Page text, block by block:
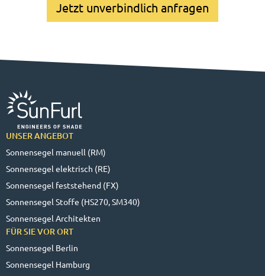
Jetzt unverbindlich anfragen
UNSER ANGEBOT
Sonnensegel manuell (RM)
Sonnensegel elektrisch (RE)
Sonnensegel feststehend (FX)
Sonnensegel Stoffe (HS270, SM340)
Sonnensegel Architekten
FÜR SIE VOR ORT
Sonnensegel Berlin
Sonnensegel Hamburg